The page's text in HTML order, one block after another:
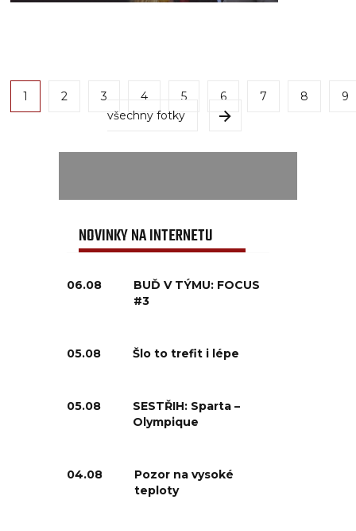
1 2 3 4 5 6 7 8
9
všechny fotky
NOVINKY NA INTERNETU
06.08
BUĎ V TÝMU: FOCUS
#3
05.08 Šlo to trefit i lépe
05.08
SESTŘIH: Sparta –
Olympique
04.08
Pozor na vysoké
teploty